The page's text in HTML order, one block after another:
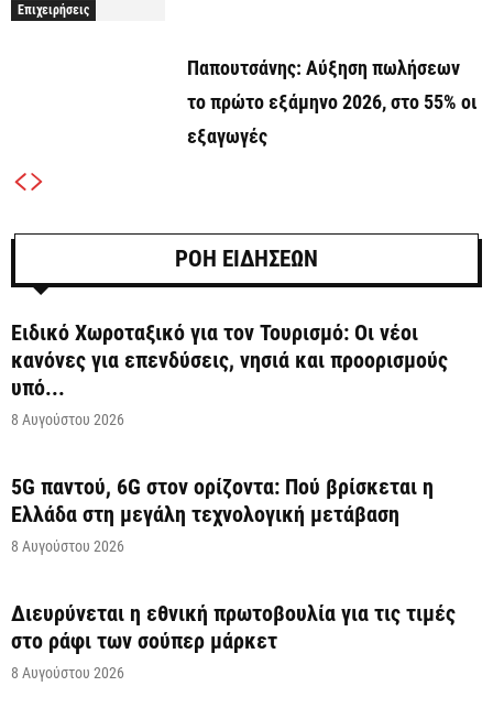
Επιχειρήσεις
Παπουτσάνης: Αύξηση πωλήσεων
το πρώτο εξάμηνο 2026, στο 55% οι
εξαγωγές
ΡΟΗ ΕΙΔΗΣΕΩΝ
Ειδικό Χωροταξικό για τον Τουρισμό: Οι νέοι
κανόνες για επενδύσεις, νησιά και προορισμούς
υπό...
8 Αυγούστου 2026
5G παντού, 6G στον ορίζοντα: Πού βρίσκεται η
Ελλάδα στη μεγάλη τεχνολογική μετάβαση
8 Αυγούστου 2026
Διευρύνεται η εθνική πρωτοβουλία για τις τιμές
στο ράφι των σούπερ μάρκετ
8 Αυγούστου 2026